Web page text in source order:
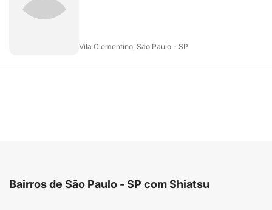
Vila Clementino, São Paulo - SP
Bairros de São Paulo - SP com Shiatsu